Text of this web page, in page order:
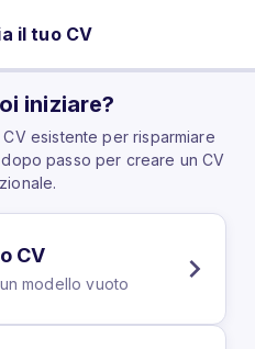
iniziare?
esistente per risparmiare
passo per creare un CV
CV
modello vuoto
il tuo CV